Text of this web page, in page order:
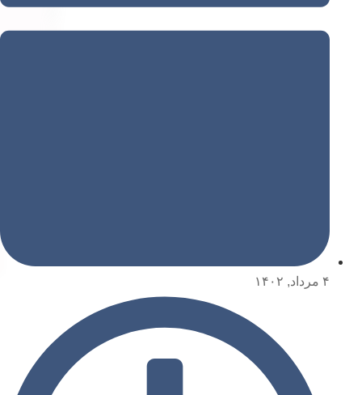
۴ مرداد, ۱۴۰۲